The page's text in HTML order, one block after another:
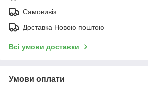
Самовивіз
Доставка Новою поштою
Всі умови доставки
Умови оплати